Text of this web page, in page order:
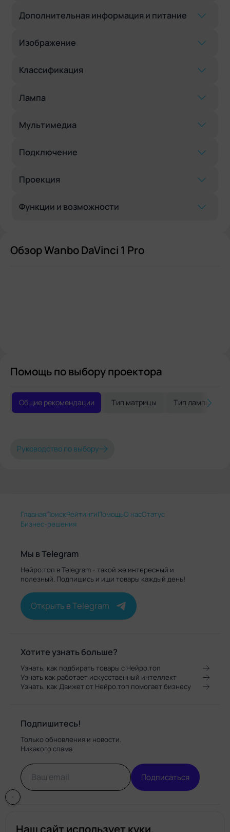
Дополнительная информация и питание
Изображение
Классификация
Лампа
Мультимедиа
Подключение
Проекция
Функции и возможности
Обзор Wanbo DaVinci 1 Pro
Помощь по выбору проектора
Общие рекомендации Тип матрицы Тип лампы
Руководство по выбору
ГлавнаяПоискРейтингиПомощьО насСтатус
Бизнес-решения
Мы в Telegram
Нейро.топ в Telegram - такой же интересный и
полезный. Подпишись и ищи товары каждый день!
Открыть в Telegram
Хотите узнать больше?
Узнать, как подбирать товары с Нейро.топ
Узнать как работает искусственный интеллект
Узнать, как Движет от Нейро.топ помогает бизнесу
Подпишитесь!
Только обновления и новости.
Никакого спама.
Подписаться
Наш сайт использует куки.